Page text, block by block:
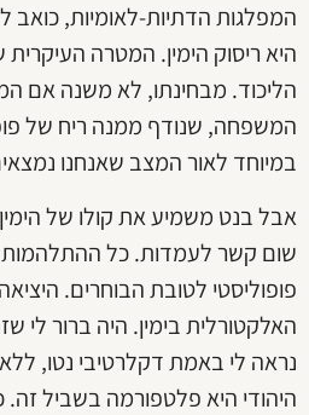
המפלגות הדתיות-לאומיות, כואב
היא ריסוק הימין. המטרה
הליכוד. מבחינתו, לא משנה אם
המשפחה, שנודף ממנה ריח של
במיוחד לאור המצב שאנחנו
אבל בנט משמיע את קולו של
שום קשר לעמדות. כל
פופוליסטי לטובת הבוחרים.
האלקטורלית בימין. היה ברור
נראה לי באמת דקלרטיבי נטו,
היהודי היא פלטפורמה בשביל